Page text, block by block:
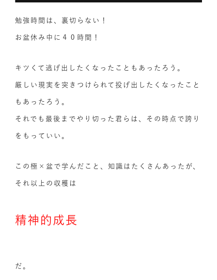
勉強時間は、裏切らない！
お盆休み中に４０時間！
キツくて逃げ出したくなったこともあったろう。
厳しい現実を突きつけられて投げ出したくなったこと
もあったろう。
それでも最後までやり切った君らは、その時点で誇り
をもっていい。
この極×盆で学んだこと、知識はたくさんあったが、
それ以上の収穫は
精神的成長
だ。